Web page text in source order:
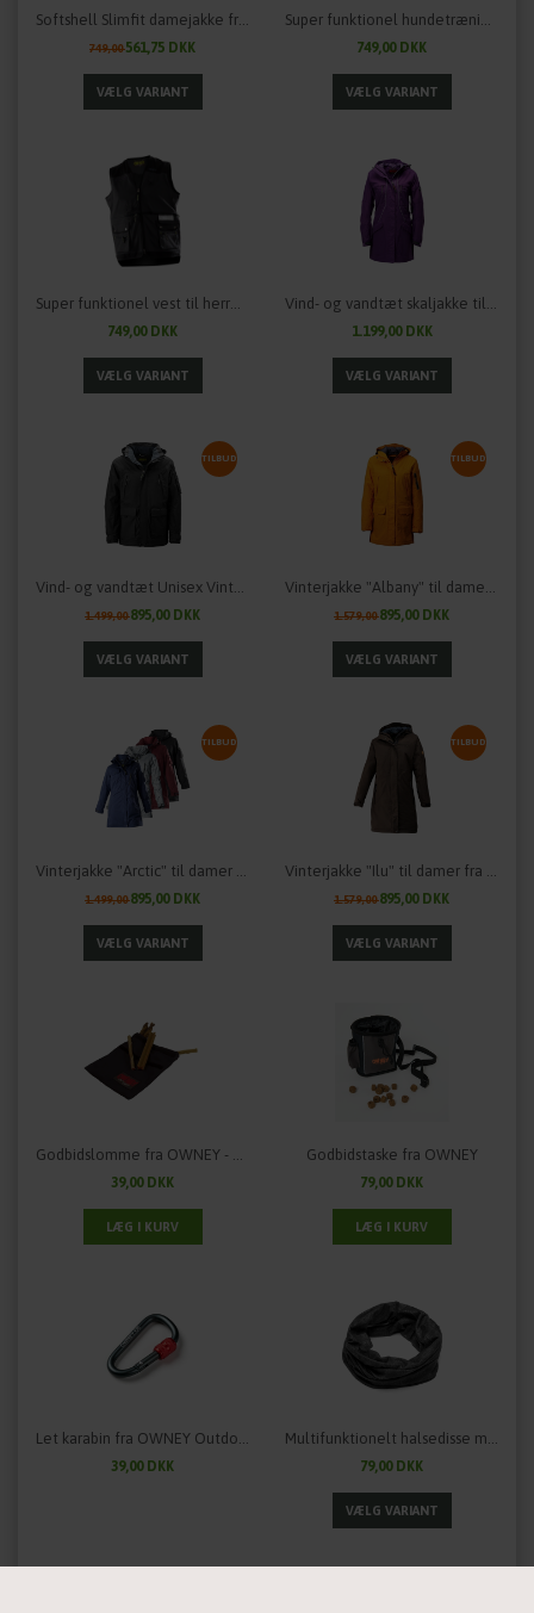
Softshell Slimfit damejakke fra OWNEY Outdoor - "MATU"
749,00561,75 DKK
Super funktionel hundetræningsvest til damer fra OWNEY Outdoor
749,00 DKK
Super funktionel vest til herrer fra OWNEY Outdoor
749,00 DKK
Vind- og vandtæt skaljakke til damer "TUVAQ" fra OWNEY
1.199,00 DKK
TILBUD
Vind- og vandtæt Unisex Vinterjakke "Taraq Two" fra OWNEY Outdoor
1.499,00895,00 DKK
TILBUD
Vinterjakke "Albany" til damer fra OWNEY outdoor - flere farver
1.579,00895,00 DKK
TILBUD
Vinterjakke "Arctic" til damer fra OWNEY outdoor - flere farver
1.499,00895,00 DKK
TILBUD
Vinterjakke "Ilu" til damer fra OWNEY outdoor - flere farver
1.579,00895,00 DKK
Godbidslomme fra OWNEY - passer til alle OWNEY jakker
39,00 DKK
Godbidstaske fra OWNEY
79,00 DKK
Let karabin fra OWNEY Outdoor
39,00 DKK
Multifunktionelt halsedisse med mange funktioner fra OWNEY
79,00 DKK